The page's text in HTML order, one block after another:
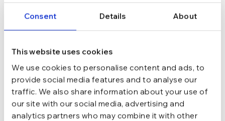
Consent Details About
This website uses cookies
We use cookies to personalise content and ads, to
provide social media features and to analyse our
traffic. We also share information about your use of
our site with our social media, advertising and
analytics partners who may combine it with other
LUNGIME 40 cm + 3 cm
INCHIDERE
TIP Cu pandantiv
PIETRE zirconiu